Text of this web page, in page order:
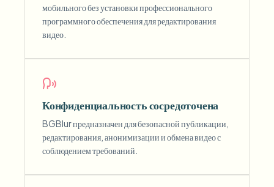
мобильного без установки профессионального
программного обеспечения для редактирования
видео.
Конфиденциальность сосредоточена
BGBlur предназначен для безопасной публикации,
редактирования, анонимизации и обмена видео с
соблюдением требований.